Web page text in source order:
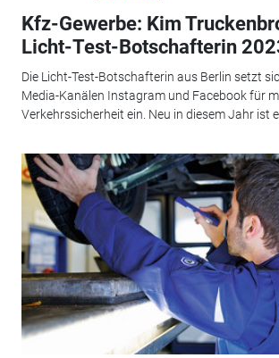
Kfz-Gewerbe: Kim
Licht-Test-Botschafterin
Die Licht-Test-Botschafterin aus Berlin setzt
Media-Kanälen Instagram und Facebook für
Verkehrssicherheit ein. Neu in diesem Jahr ist